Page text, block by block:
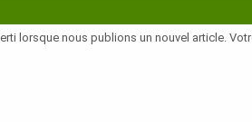
lorsque nous publions un nouvel article.